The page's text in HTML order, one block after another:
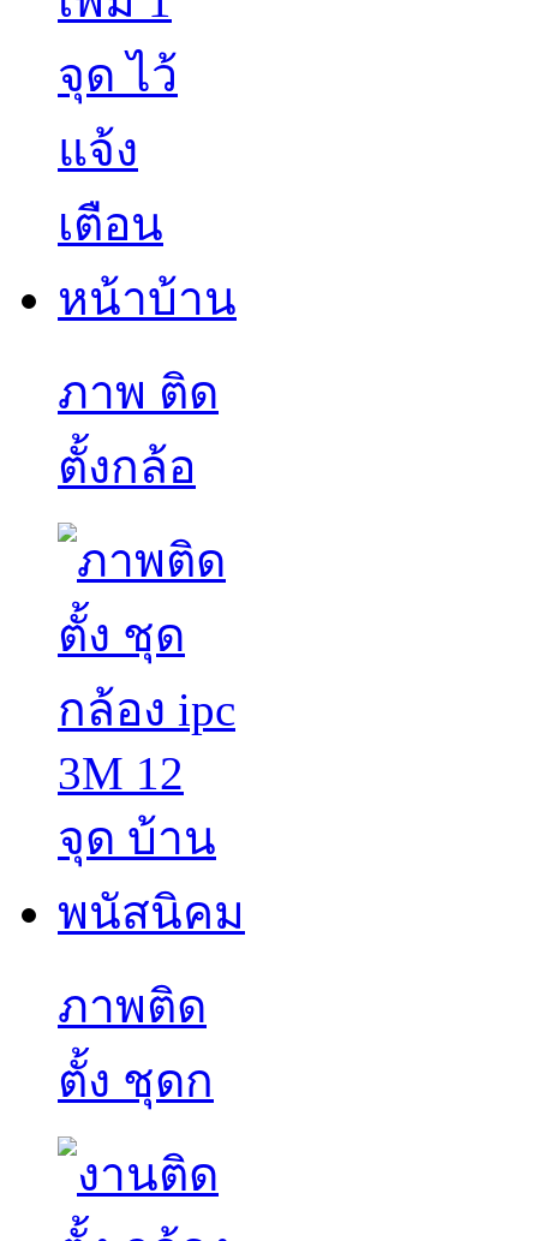
ภาพ ติด
ตั้งกล้อ
ภาพติด
ตั้ง ชุดก